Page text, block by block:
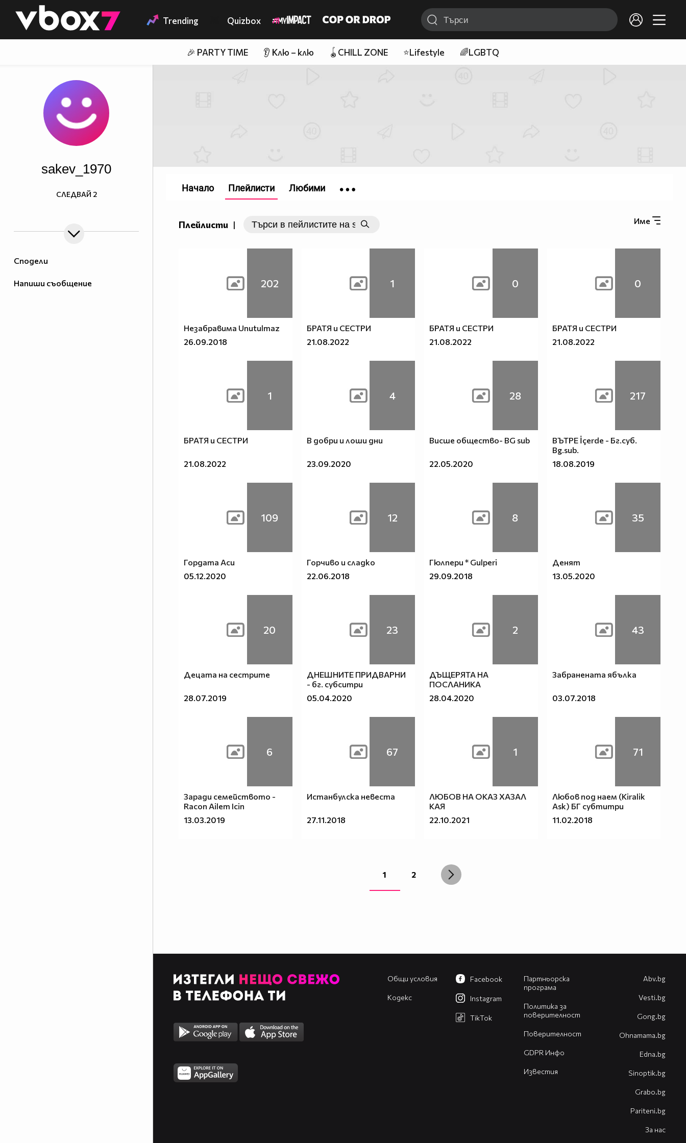
👾 Trending Quizbox
🎉 PARTY TIME 👂 Клю – клю 🪀CHILL ZONE ⭐Lifestyle 🌈LGBTQ
Сподели
Напиши съобщение
sakev_1970
СЛЕДВАЙ 2
Плейлисти | Име
202
Незабравима Unutulmaz
26.09.2018
1
БРАТЯ и СЕСТРИ
21.08.2022
0
БРАТЯ и СЕСТРИ
21.08.2022
0
БРАТЯ и СЕСТРИ
21.08.2022
1
БРАТЯ и СЕСТРИ
21.08.2022
4
В добри и лоши дни
23.09.2020
28
Висше общество- BG sub
22.05.2020
217
ВЪТРЕ İçerde - Бг.суб.
Bg.sub.
18.08.2019
109
Гордата Аси
05.12.2020
12
Горчиво и сладко
22.06.2018
8
Гюлпери * Gulperi
29.09.2018
35
Денят
13.05.2020
20
Децата на сестрите
28.07.2019
23
ДНЕШНИТЕ ПРИДВАРНИ
- бг. субситри
05.04.2020
2
ДЪЩЕРЯТА НА
ПОСЛАНИКА
28.04.2020
43
Забранената ябълка
03.07.2018
6
Заради семейството -
Racon Ailem Icin
13.03.2019
67
Истанбулска невеста
27.11.2018
1
ЛЮБОВ НА ОКАЗ ХАЗАЛ
КАЯ
22.10.2021
71
Любов под наем (Kiralik
Ask) БГ субтитри
11.02.2018
1 2
Начало Плейлисти Любими
Общи условия
Кодекс
Партньорска
програма
Политика за
поверителност
Поверителност
GDPR Инфо
Известия
Facebook
Instagram
TikTok
Abv.bg
Vesti.bg
Gong.bg
Оhnamama.bg
Edna.bg
Sinoptik.bg
Grabo.bg
Pariteni.bg
За нас